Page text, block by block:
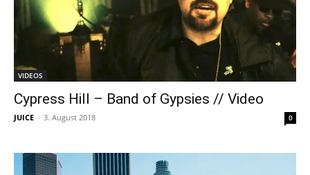
VIDEOS
Cypress Hill – Band of Gypsies // Video
JUICE - 3. August 2018 0